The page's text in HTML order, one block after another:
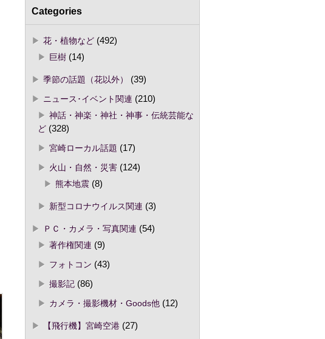
Categories
花・植物など(492)
巨樹(14)
季節の話題（花以外）
(39)
ニュース･イベント関連 (210)
神話・神楽・神社・神事・伝統芸能な
ど(328)
宮崎ローカル話題 (17)
火山・自然・災害(124)
熊本地震(8)
新型コロナウイルス関連 (3)
ＰＣ・カメラ・写真関連 (54)
著作権関連 (9)
フォトコン (43)
撮影記(86)
カメラ・撮影機材・Goods他(12)
【飛行機】宮崎空港(27)